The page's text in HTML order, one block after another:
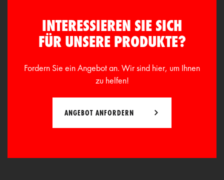
INTERESSIEREN SIE SICH
FÜR UNSERE PRODUKTE?
Fordern Sie ein Angebot an. Wir sind hier, um Ihnen
zu helfen!
ANGEBOT ANFORDERN